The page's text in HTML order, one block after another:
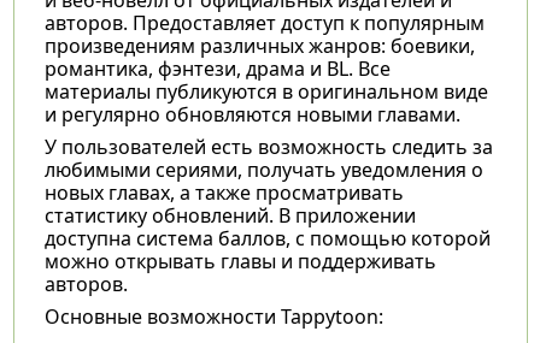
авторов. Предоставляет доступ к популярным
произведениям различных жанров: боевики,
романтика, фэнтези, драма и BL. Все
материалы публикуются в оригинальном виде
и регулярно обновляются новыми главами.
У пользователей есть возможность следить за
любимыми сериями, получать уведомления о
новых главах, а также просматривать
статистику обновлений. В приложении
доступна система баллов, с помощью которой
можно открывать главы и поддерживать
авторов.
Основные возможности Tappytoon: